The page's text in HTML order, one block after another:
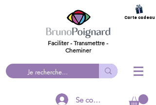
Faciliter - Transmettre -
Cheminer
Se connecter
Carte cadeau